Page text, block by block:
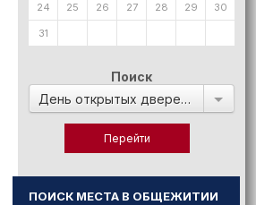
24 25 26 27 28 29 30
31
Поиск
День открытых дверей в:
ПОИСК МЕСТА В ОБЩЕЖИТИИ